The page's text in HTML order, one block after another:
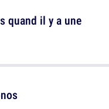
quand il y a une